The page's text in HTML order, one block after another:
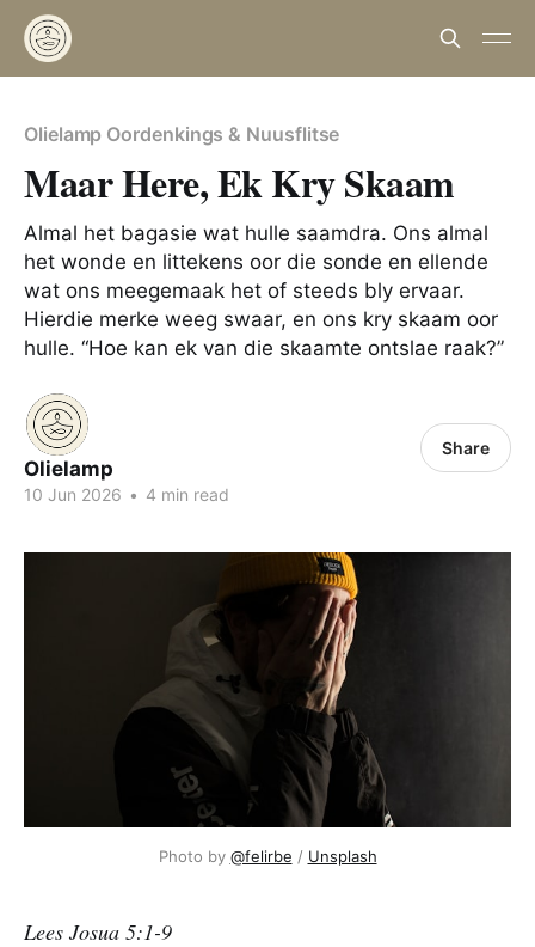
Olielamp Oordenkings & Nuusflitse
Maar Here, Ek Kry Skaam
Almal het bagasie wat hulle saamdra. Ons almal
het wonde en littekens oor die sonde en ellende
wat ons meegemaak het of steeds bly ervaar.
Hierdie merke weeg swaar, en ons kry skaam oor
hulle. “Hoe kan ek van die skaamte ontslae raak?”
Olielamp
10 Jun 2026 • 4 min read
Share
Photo by @felirbe / Unsplash
Lees Josua 5:1-9